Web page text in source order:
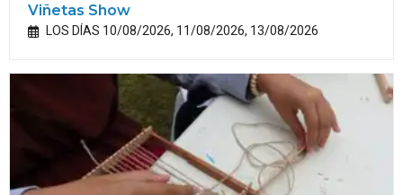
Viñetas Show
LOS DÍAS 10/08/2026, 11/08/2026, 13/08/2026